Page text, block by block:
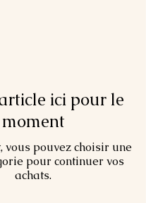
ici pour le
moment
vous pouvez choisir une
pour continuer vos
achats.